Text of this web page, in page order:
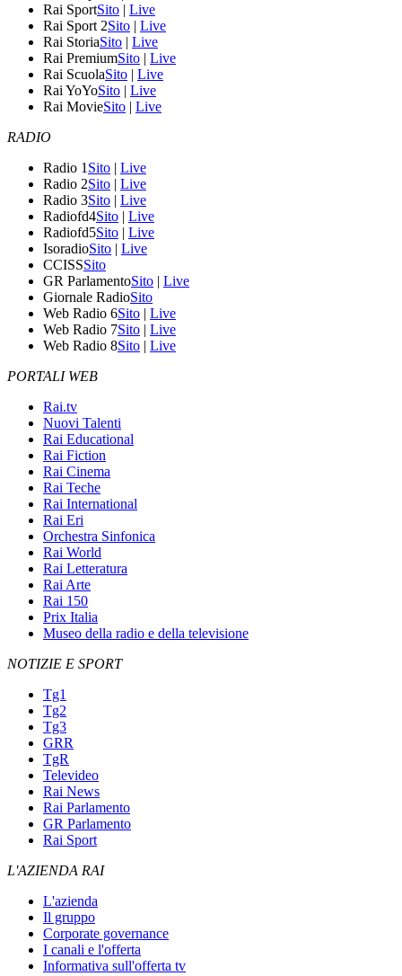
Rai SportSito | Live
Rai Sport 2Sito | Live
Rai StoriaSito | Live
Rai PremiumSito | Live
Rai ScuolaSito | Live
Rai YoYoSito | Live
Rai MovieSito | Live
RADIO
Radio 1 Sito | Live
Radio 2Sito | Live
Radio 3Sito | Live
Radiofd4Sito | Live
Radiofd5Sito | Live
IsoradioSito | Live
CCISSSito
GR ParlamentoSito | Live
Giornale RadioSito
Web Radio 6Sito | Live
Web Radio 7Sito | Live
Web Radio 8Sito | Live
PORTALI WEB
Rai.tv
Nuovi Talenti
Rai Educational
Rai Fiction
Rai Cinema
Rai Teche
Rai International
Rai Eri
Orchestra Sinfonica
Rai World
Rai Letteratura
Rai Arte
Rai 150
Prix Italia
Museo della radio e della televisione
NOTIZIE E SPORT
Tg1
Tg2
Tg3
GRR
TgR
Televideo
Rai News
Rai Parlamento
GR Parlamento
Rai Sport
L'AZIENDA RAI
L'azienda
Il gruppo
Corporate governance
I canali e l'offerta
Informativa sull'offerta tv